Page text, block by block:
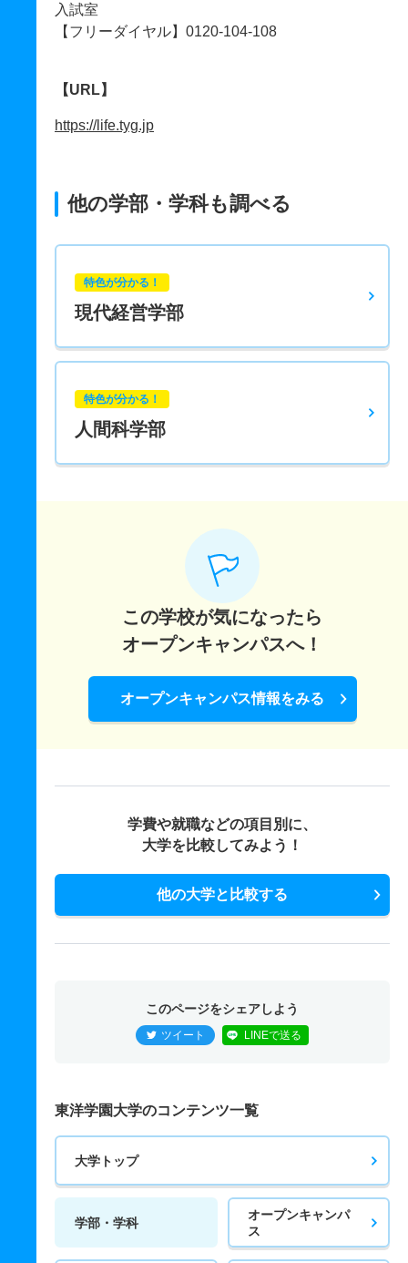
入試室
【フリーダイヤル】0120-104-108
【URL】
https://life.tyg.jp
他の学部・学科も調べる
特色が分かる！
現代経営学部
特色が分かる！
人間科学部
この学校が気になったら
オープンキャンパスへ！
オープンキャンパス情報をみる
学費や就職などの項目別に、
大学を比較してみよう！
他の大学と比較する
このページをシェアしよう
ツイート LINEで送る
東洋学園大学のコンテンツ一覧
大学トップ
学部・学科
オープンキャンパ
ス